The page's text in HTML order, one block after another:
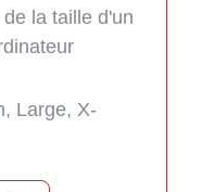
la taille d'un
Large, X-